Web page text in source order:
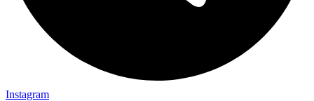
Instagram